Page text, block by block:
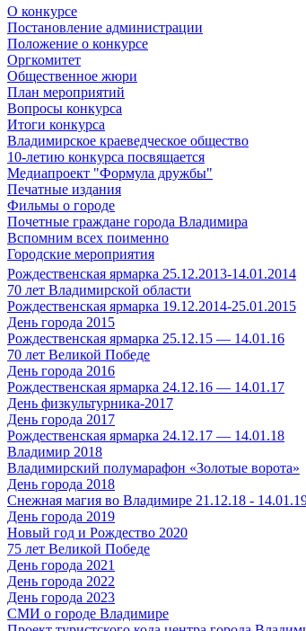
О конкурсе
Постановление администрации
Положение о конкурсе
Оргкомитет
Общественное жюри
План мероприятий
Вопросы конкурса
Итоги конкурса
Владимирское краеведческое общество
10-летию конкурса посвящается
Медиапроект "Формула дружбы"
Печатные издания
Фильмы о городе
Почетные граждане города Владимира
Вспомним всех поименно
Городские мероприятия
Рождественская ярмарка 25.12.2013-14.01.2014
70 лет Владимирской области
Рождественская ярмарка 19.12.2014-25.01.2015
День города 2015
Рождественская ярмарка 25.12.15 — 14.01.16
70 лет Великой Победе
День города 2016
Рождественская ярмарка 24.12.16 — 14.01.17
День физкультурника-2017
День города 2017
Рождественская ярмарка 24.12.17 — 14.01.18
Владимир 2018
Владимирский полумарафон «Золотые ворота»
День города 2018
Снежная магия во Владимире 21.12.18 -
День города 2019
Новый год и Рождество 2020
75 лет Великой Победе
День города 2021
День города 2022
День города 2023
СМИ о городе Владимире